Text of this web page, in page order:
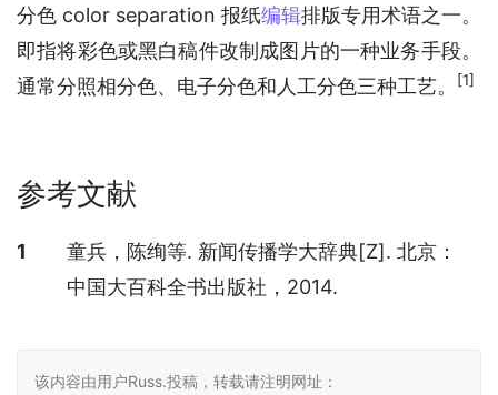
分色 color separation 报纸编辑排版专用术语之一。
即指将彩色或黑白稿件改制成图片的一种业务手段。
通常分照相分色、电子分色和人工分色三种工艺。
[1]
参考文献
参考文献
1
童兵，陈绚等. 新闻传播学大辞典[Z]. 北京：
中国大百科全书出版社，2014.
该内容由用户Russ.投稿，转载请注明网址：